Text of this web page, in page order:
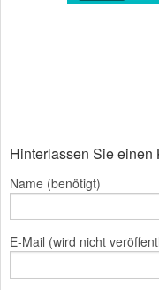
Hinterlassen Sie einen
Name (benötigt)
E-Mail (wird nicht